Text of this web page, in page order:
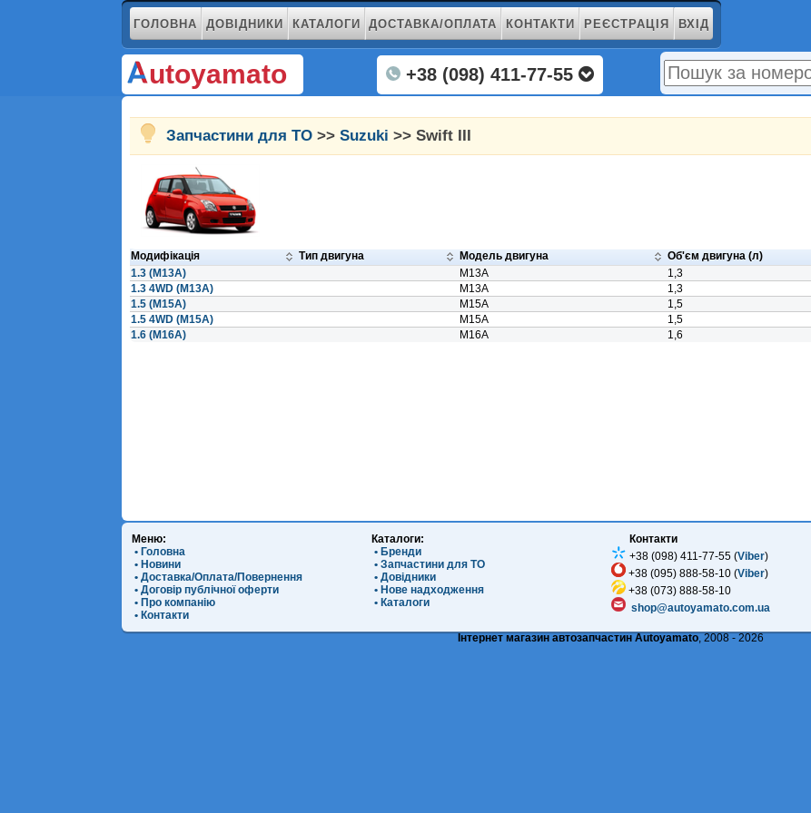
ГОЛОВНА ДОВІДНИКИ КАТАЛОГИ ДОСТАВКА/ОПЛАТА КОНТАКТИ РЕЄСТРАЦІЯ ВХІД
utoyamato +38 (098) 411-77-55
Запчастини для ТО >>Suzuki >> Swift III
Модифікація Тип двигуна Модель двигуна Об'єм двигуна (л)
1.3 (M13A)
M13A 1,3
1.3 4WD (M13A)
M13A 1,3
1.5 (M15A)
M15A 1,5
1.5 4WD (M15A)
M15A 1,5
1.6 (M16A)
M16A 1,6
Меню:
• Головна
• Новини
• Доставка/Оплата/Повернення
• Договір публічної оферти
• Про компанію
• Контакти
Каталоги:
• Бренди
• Запчастини для ТО
• Довідники
• Нове надходження
• Каталоги
Контакти
+38 (098) 411-77-55 (Viber)
+38 (095) 888-58-10 (Viber)
+38 (073) 888-58-10
shop@autoyamato.com.ua
Інтернет магазин автозапчастин Autoyamato, 2008 - 2026